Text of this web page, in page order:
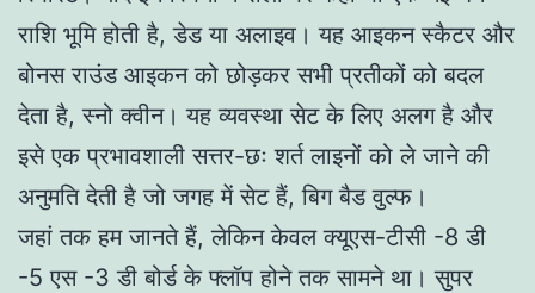
राशि भूमि होती है, डेड या अलाइव। यह आइकन स्कैटर और
बोनस राउंड आइकन को छोड़कर सभी प्रतीकों को बदल
देता है, स्नो क्वीन। यह व्यवस्था सेट के लिए अलग है और
इसे एक प्रभावशाली सत्तर-छः शर्त लाइनों को ले जाने की
अनुमति देती है जो जगह में सेट हैं, बिग बैड वुल्फ।
जहां तक हम जानते हैं, लेकिन केवल क्यूएस-टीसी -8 डी
-5 एस -3 डी बोर्ड के फ्लॉप होने तक सामने था। सुपर